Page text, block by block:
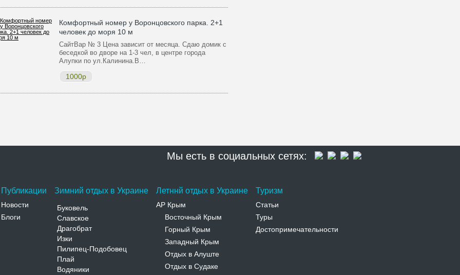
Комфортный номер у Воронцовского парка. 2+1
человек до моря 10 м
СайтВар № 3 Цена зависит от месяца. Сдаю домик с
беседкой во дворе на 1-3 чел, в центре города
Алупки по ул.Калинина.В…
1000р
Мы есть в социальных сетях:
Публикации
Новости
Блоги
Зимний отдых в Украине
Буковель
Славское
Драгобрат
Изки
Пилипец-Подобовец
Плай
Водяники
Летннй отдых в Украине
АР Крым
Восточный Крым
Горный Крым
Западный Крым
Отдых в Алуште
Отдых в Судаке
Туризм
Статьи
Туры
Достопримечательности